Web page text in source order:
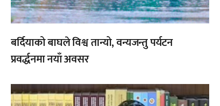
बर्दियाको बाघले विश्व तान्यो, वन्यजन्तु पर्यटन
प्रवर्द्धनमा नयाँ अवसर
,,